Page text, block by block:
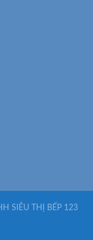
SIÊU THỊ BẾP 123